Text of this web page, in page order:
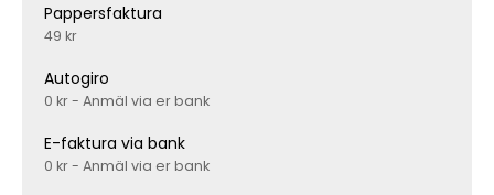
Pappersfaktura
49 kr
Autogiro
0 kr - Anmäl via er bank
E-faktura via bank
0 kr - Anmäl via er bank